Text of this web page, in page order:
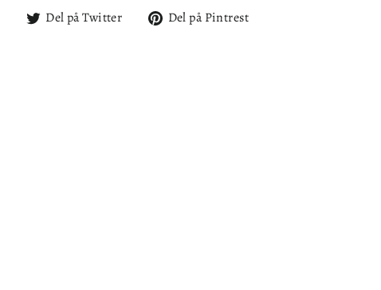
Del
Del på Twitter
Del
Del på Pintrest